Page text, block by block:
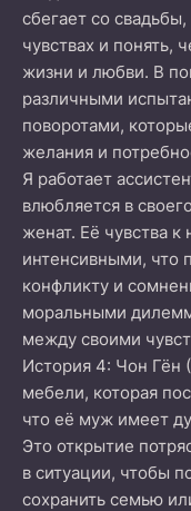
сбегает со
чувствах и понять,
жизни и любви. В
различными
поворотами,
желания и
Я работает
влюбляется в
женат. Её чувства к
интенсивными, что
конфликту и
моральными
между своими
История 4: Чон Гён
мебели, которая
что её муж имеет
Это открытие
в ситуации, чтобы
сохранить семью